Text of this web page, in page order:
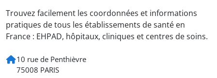
Trouvez facilement les coordonnées et informations
pratiques de tous les établissements de santé en
France : EHPAD, hôpitaux, cliniques et centres de soins.
10 rue de Penthièvre
75008 PARIS